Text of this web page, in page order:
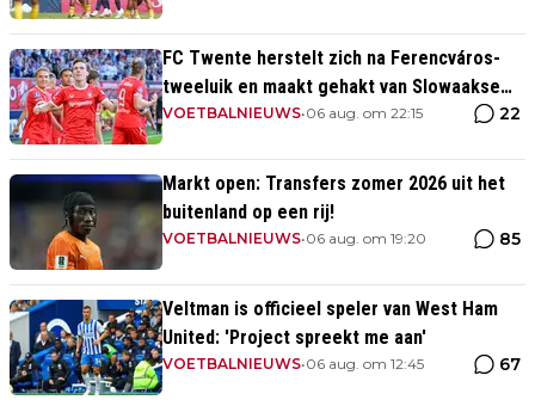
FC Twente herstelt zich na Ferencváros-
tweeluik en maakt gehakt van Slowaakse
opponent
VOETBALNIEUWS•06 aug. om 22:15 22
Markt open: Transfers zomer 2026 uit het
buitenland op een rij!
VOETBALNIEUWS•06 aug. om 19:20 85
Veltman is officieel speler van West Ham
United: 'Project spreekt me aan'
VOETBALNIEUWS•06 aug. om 12:45 67